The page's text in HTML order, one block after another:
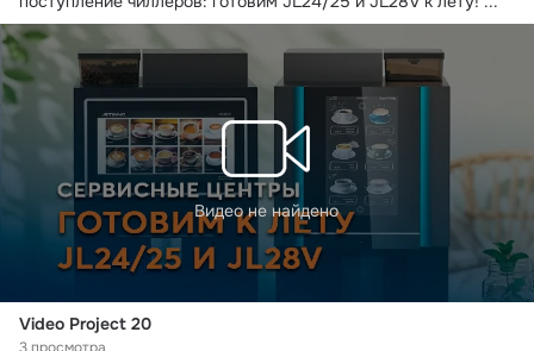
Видео не найдено
Video Project 20